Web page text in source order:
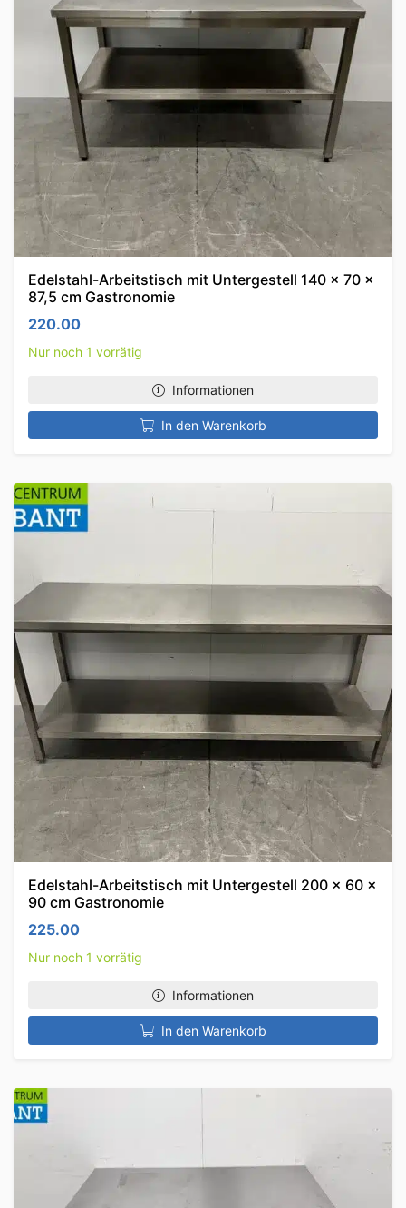
Edelstahl-Arbeitstisch mit Untergestell 140 x 70 x
87,5 cm Gastronomie
220.00
Nur noch 1 vorrätig
Informationen
In den Warenkorb
Edelstahl-Arbeitstisch mit Untergestell 200 x 60 x
90 cm Gastronomie
225.00
Nur noch 1 vorrätig
Informationen
In den Warenkorb